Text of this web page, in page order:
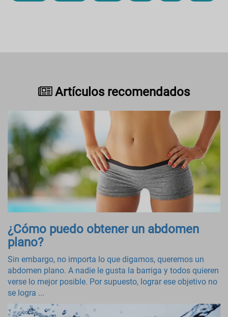
Artículos recomendados
¿Cómo puedo obtener un abdomen
plano?
Sin embargo, no importa lo que digamos, queremos un
abdomen plano. A nadie le gusta la barriga y todos quieren
verse lo mejor posible. Por supuesto, lograr ese objetivo no
se logra ...